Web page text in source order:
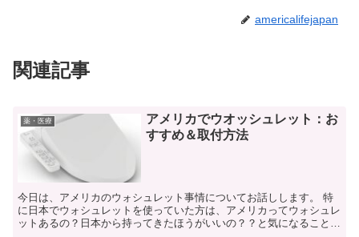
americalifejapan
関連記事
薬・医療
アメリカでウオッシュレット：お
すすめ＆取付方法
今日は、アメリカのウォシュレット事情についてお話しします。 特
に日本でウォシュレットを使っていた方は、アメリカってウォシュレ
ットあるの？日本から持ってきたほうがいいの？？と気になることも